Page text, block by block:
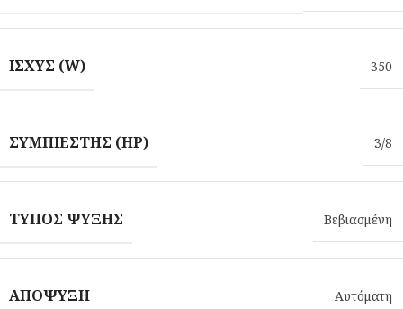
ΙΣΧΎΣ (W) 350
ΣΥΜΠΙΕΣΤΉΣ (HP) 3/8
ΤΎΠΟΣ ΨΎΞΗΣ Βεβιασμένη
ΑΠΌΨΥΞΗ Αυτόματη